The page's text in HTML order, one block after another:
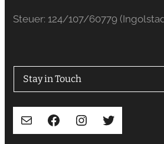
Steuer: 124/107/60779
Stay in Touch
E-Mail Facebook Instagram Twitter